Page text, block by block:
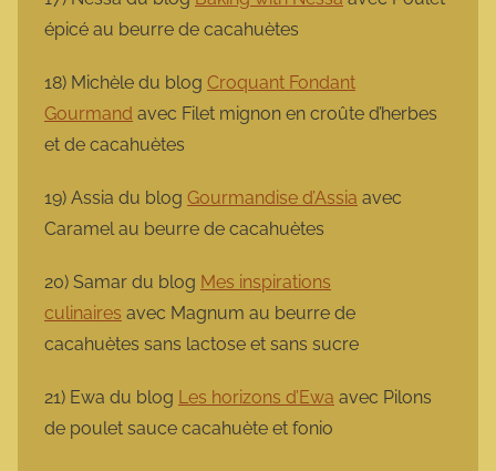
épicé au beurre de cacahuètes
18) Michèle du blog Croquant Fondant
Gourmand avec Filet mignon en croûte d’herbes
et de cacahuètes
19) Assia du blog Gourmandise d’Assia avec
Caramel au beurre de cacahuètes
20) Samar du blog Mes inspirations
culinaires avec Magnum au beurre de
cacahuètes sans lactose et sans sucre
21) Ewa du blog Les horizons d’Ewa avec Pilons
de poulet sauce cacahuète et fonio